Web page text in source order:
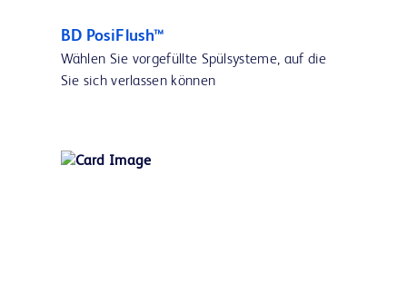
BD PosiFlush™
Wählen Sie vorgefüllte Spülsysteme, auf die
Sie sich verlassen können